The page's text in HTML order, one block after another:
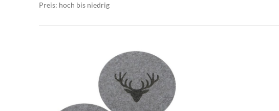
Preis: hoch bis niedrig